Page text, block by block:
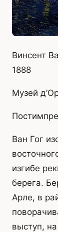
Винсент
1888
Музей
Ван Гог
изгибе
берега.
Арле, в
выступ,